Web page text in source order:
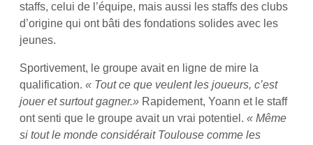
staffs, celui de l’équipe, mais aussi les staffs des clubs
d’origine qui ont bâti des fondations solides avec les
jeunes.
Sportivement, le groupe avait en ligne de mire la
qualification. « Tout ce que veulent les joueurs, c’est
jouer et surtout gagner.» Rapidement, Yoann et le staff
ont senti que le groupe avait un vrai potentiel. « Même
si tout le monde considérait Toulouse comme les